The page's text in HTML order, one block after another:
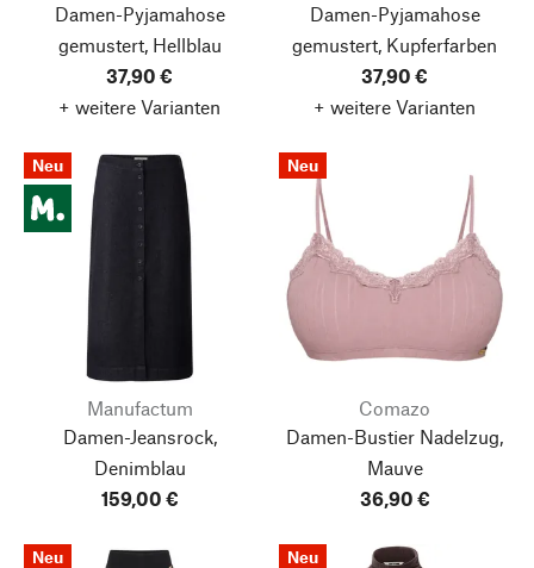
Damen-Pyjamahose
gemustert, Hellblau
37,90 €
+ weitere Varianten
Damen-Pyjamahose
gemustert, Kupferfarben
37,90 €
+ weitere Varianten
Neu
Manufactum
Damen-Jeansrock,
Denimblau
159,00 €
Neu
Comazo
Damen-Bustier Nadelzug,
Mauve
36,90 €
Neu Neu